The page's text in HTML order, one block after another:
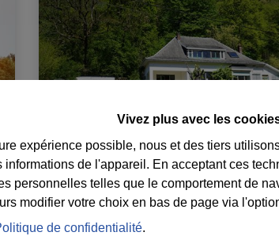
Vivez plus avec les
expérience possible, nous et des tiers
informations de l'appareil. En acceptant ces
personnelles telles que le comportement de
modifier votre choix en bas de page via
de confidentialité.